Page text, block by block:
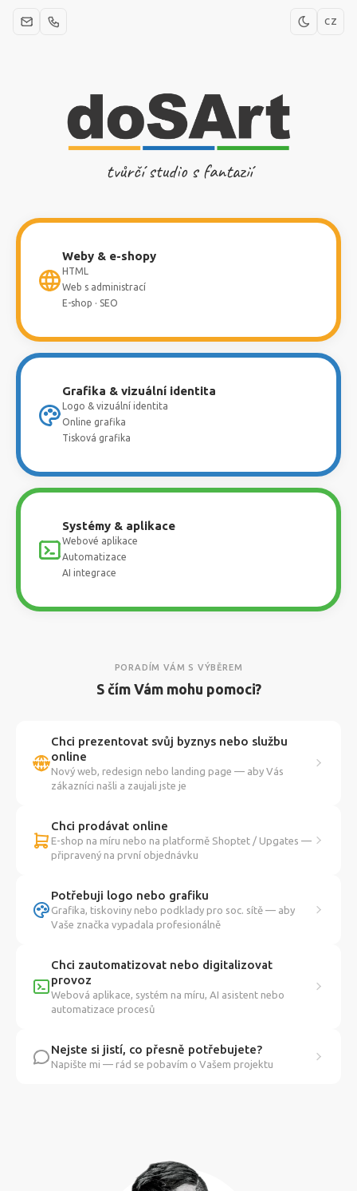
CZ
tvůrčí studio s fantazií
Weby & e-shopy
HTML
Web s administrací
E-shop · SEO
Grafika & vizuální identita
Logo & vizuální identita
Online grafika
Tisková grafika
Systémy & aplikace
Webové aplikace
Automatizace
AI integrace
PORADÍM VÁM S VÝBĚREM
S čím Vám mohu pomoci?
Chci prezentovat svůj byznys nebo službu
online
Nový web, redesign nebo landing page — aby Vás
zákazníci našli a zaujali jste je
Chci prodávat online
E-shop na míru nebo na platformě Shoptet / Upgates —
připravený na první objednávku
Potřebuji logo nebo grafiku
Grafika, tiskoviny nebo podklady pro soc. sítě — aby
Vaše značka vypadala profesionálně
Chci zautomatizovat nebo digitalizovat
provoz
Webová aplikace, systém na míru, AI asistent nebo
automatizace procesů
Nejste si jistí, co přesně potřebujete?
Napište mi — rád se pobavím o Vašem projektu